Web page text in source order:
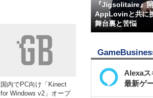
国内でPC向け「Kinect
for Windows v2」オープ
『Jigsolitaire』
AppLovinと共に
舞台裏と苦悩
Alexaス
最新ゲ